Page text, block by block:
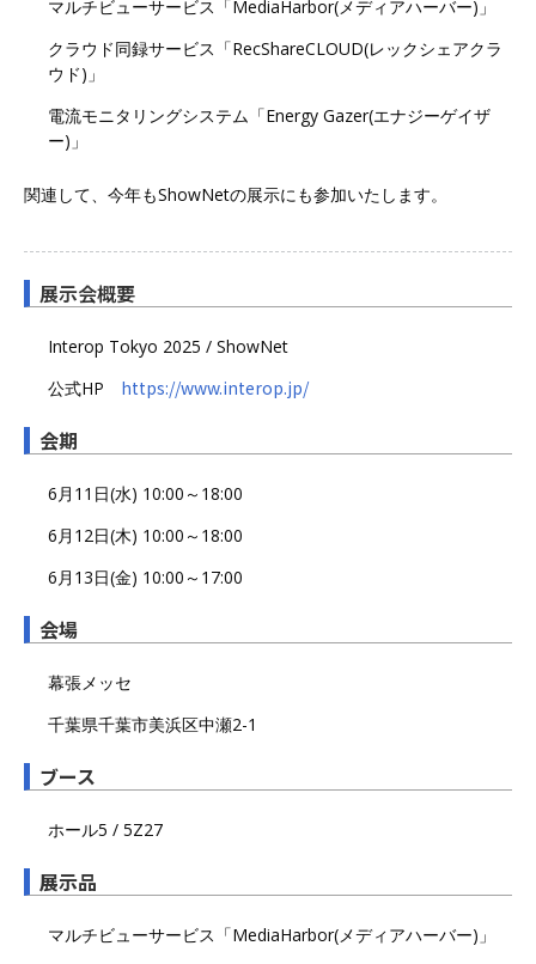
マルチビューサービス「MediaHarbor(メディアハーバー)」
クラウド同録サービス「RecShareCLOUD(レックシェアクラ
ウド)」
電流モニタリングシステム「Energy Gazer(エナジーゲイザ
ー)」
関連して、今年もShowNetの展示にも参加いたします。
展示会概要
Interop Tokyo 2025 / ShowNet
公式HP https://www.interop.jp/
会期
6月11日(水) 10:00～18:00
6月12日(木) 10:00～18:00
6月13日(金) 10:00～17:00
会場
幕張メッセ
千葉県千葉市美浜区中瀬2-1
ブース
ホール5 / 5Z27
展示品
マルチビューサービス「MediaHarbor(メディアハーバー)」